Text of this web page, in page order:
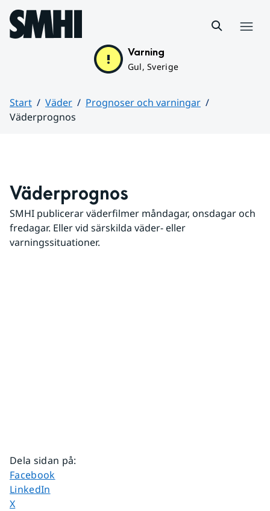
Hoppa till sidans innehåll
Varning
Gul, Sverige
Start Väder
Prognoser och varningar
Väderprognos
Väderprognos
SMHI publicerar väderfilmer måndagar, onsdagar och
fredagar. Eller vid särskilda väder- eller
varningssituationer.
Dela sidan på:
Dela sidan på
Facebook
Dela sidan på
LinkedIn
Dela sidan på
X